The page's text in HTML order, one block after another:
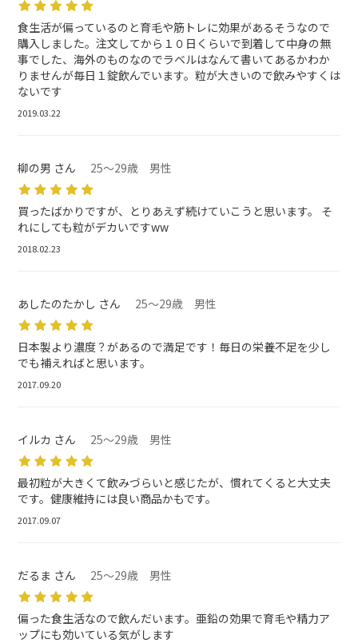
食生活が偏っているのと育毛や筋トレに効果があるそうなので
購入しました。注文してから１０日くらいで到着して中身の無
事でした、海外のものなのでラベルはなんて書いてあるかわか
りませんが毎日１錠飲んでいます。粒が大きいので飲みやすくは
ないです
2019.03.22
柳の男 さん 25～29歳 男性
買ったばかりですが、とりあえず続けていこうと思います。 そ
れにしても粒がデカいですww
2018.02.23
あしたのたかし さん 25～29歳 男性
日本製より濃度？があるので満足です！毎日の栄養不足を少し
でも補えればと思います。
2017.09.20
イルカ さん 25～29歳 男性
最初粒が大きくて飲みづらいと感じたが、慣れてくると大丈夫
です。健康維持には良い商品かもです。
2017.09.07
だるま さん 25～29歳 男性
偏った食生活なので飲んだいます。亜鉛の効果で育毛や精力ア
ップにも効いている気がします